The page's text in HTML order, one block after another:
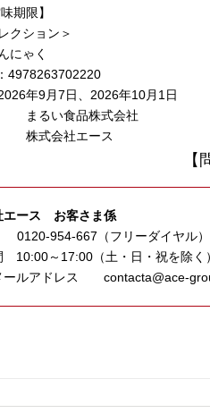
期限】
クション＞
にゃく
4978263702220
年9月7日、2026年10月1日
まるい食品株式会社
株式会社エース
【
エース お客さま係
954-667（フリーダイヤル）
10:00～17:00（土・日・祝を除く）
ールアドレス contacta@ace-